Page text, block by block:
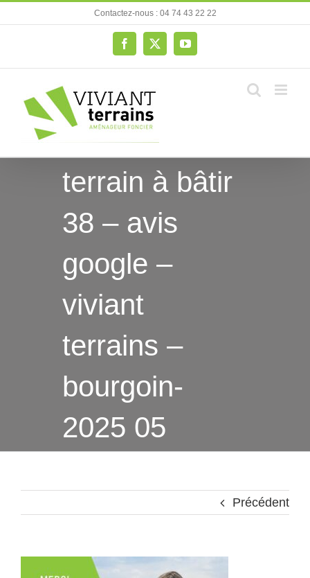
au
Contactez-nous : 04 74 43 22 22
Facebook
X YouTube
terrain à bâtir
38 – avis
google –
viviant
terrains –
bourgoin-
2025 05
Précédent